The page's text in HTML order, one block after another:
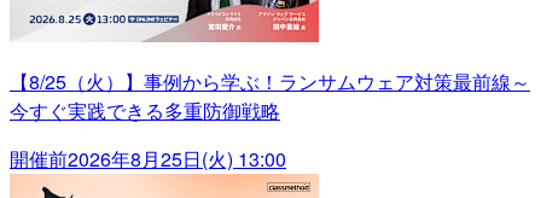
【8/25（火）】事例から学ぶ！ランサムウェア対策最前線～
今すぐ実践できる多重防御戦略
開催前2026年8月25日(火) 13:00